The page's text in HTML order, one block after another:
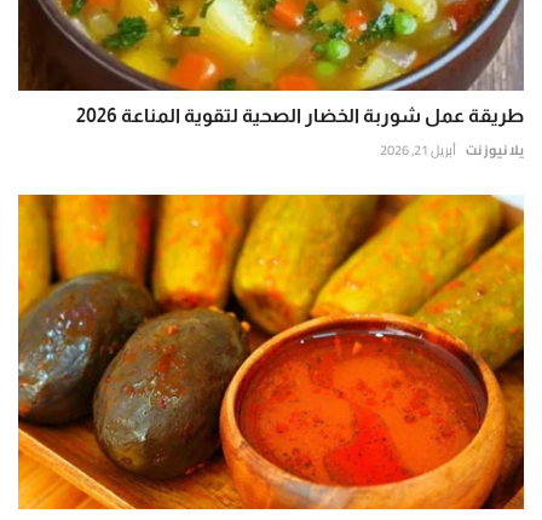
طريقة عمل شوربة الخضار الصحية لتقوية المناعة 2026
يلا نيوز نت أبريل 21, 2026